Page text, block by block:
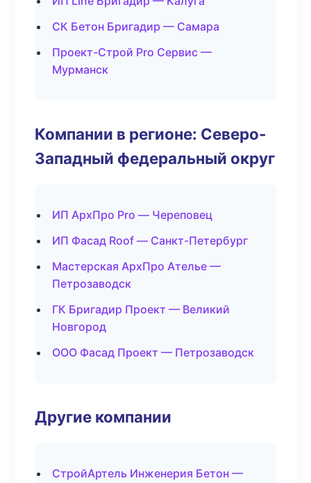
СК Бетон Бригадир — Самара
Проект-Строй Pro Сервис —
Мурманск
Компании в регионе: Северо-
Западный федеральный округ
ИП АрхПро Pro — Череповец
ИП Фасад Roof — Санкт-Петербург
Мастерская АрхПро Ателье —
Петрозаводск
ГК Бригадир Проект — Великий
Новгород
ООО Фасад Проект — Петрозаводск
Другие компании
СтройАртель Инженерия Бетон —